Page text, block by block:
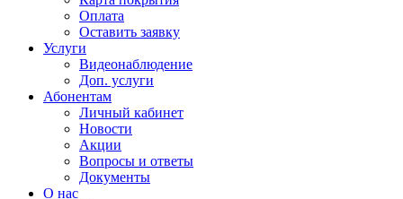
Оплата
Оставить заявку
Услуги
Видеонаблюдение
Доп. услуги
Абонентам
Личный кабинет
Новости
Акции
Вопросы и ответы
Документы
О нас